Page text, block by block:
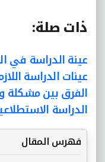
ذات صلة:
عينة الدراسة في
عينات الدراسة
الفرق بين مشكلة
الدراسة
فهرس المقال